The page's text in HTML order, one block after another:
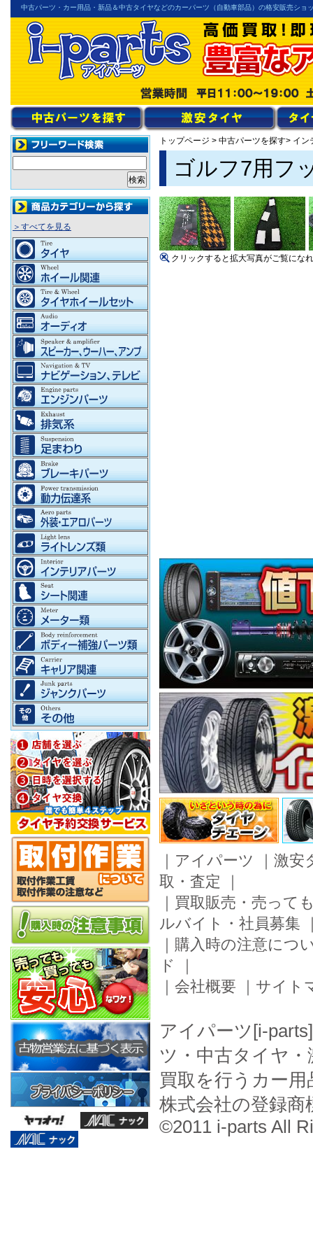
中古パーツ・カー用品・新品＆中古タイヤなどのカーパーツ（自動車部品）の格安販売ショ
トップページ > 中古パーツを探す> イン
ゴルフ7用フ
クリックすると拡大写真がご覧にな
｜ アイパーツ ｜ 激安
取・査定 ｜
｜ 買取販売・売って
ルバイト・社員募集
｜ 購入時の注意につ
ド
｜
｜ 会社概要 ｜ サイト
アイパーツ[i-
ツ・中古タイヤ
買取を行うカー
株式会社の登録商
©2011 i-parts All
＞すべてを見る